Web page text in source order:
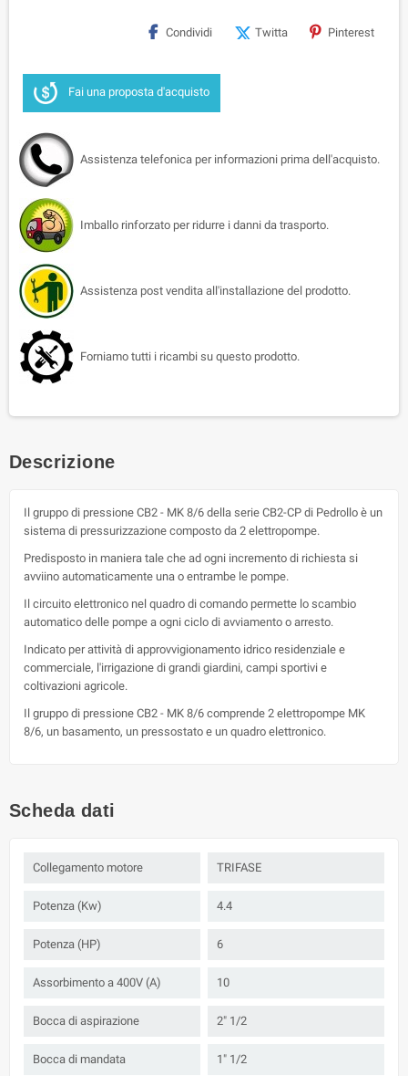
Condividi Twitta Pinterest
Fai una proposta d'acquisto
Assistenza telefonica per informazioni prima dell'acquisto.
Imballo rinforzato per ridurre i danni da trasporto.
Assistenza post vendita all'installazione del prodotto.
Forniamo tutti i ricambi su questo prodotto.
Descrizione
Il gruppo di pressione CB2 - MK 8/6 della serie CB2-CP di Pedrollo è un
sistema di pressurizzazione composto da 2 elettropompe.
Predisposto in maniera tale che ad ogni incremento di richiesta si
avviino automaticamente una o entrambe le pompe.
Il circuito elettronico nel quadro di comando permette lo scambio
automatico delle pompe a ogni ciclo di avviamento o arresto.
Indicato per attività di approvvigionamento idrico residenziale e
commerciale, l'irrigazione di grandi giardini, campi sportivi e
coltivazioni agricole.
Il gruppo di pressione CB2 - MK 8/6 comprende 2 elettropompe MK
8/6, un basamento, un pressostato e un quadro elettronico.
Scheda dati
Collegamento motore TRIFASE
Potenza (Kw) 4.4
Potenza (HP) 6
Assorbimento a 400V (A) 10
Bocca di aspirazione 2" 1/2
Bocca di mandata 1" 1/2